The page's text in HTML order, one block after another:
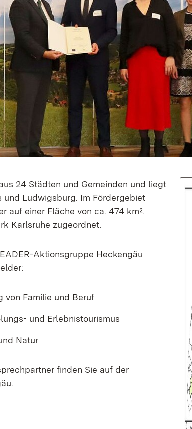
24 Städten und Gemeinden und liegt
und Ludwigsburg. Im Fördergebiet
auf einer Fläche von ca. 474 km².
Karlsruhe zugeordnet.
Aktionsgruppe Heckengäu
von Familie und Beruf
und Erlebnistourismus
Natur
finden Sie auf der